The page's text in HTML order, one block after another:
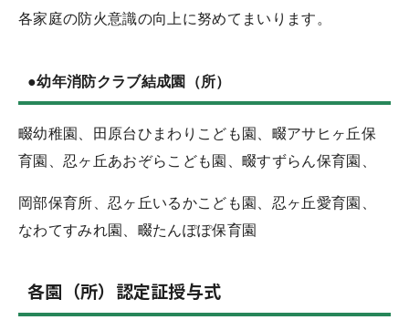
各家庭の防火意識の向上に努めてまいります。
●幼年消防クラブ結成園（所）
畷幼稚園、田原台ひまわりこども園、畷アサヒヶ丘保
育園、忍ヶ丘あおぞらこども園、畷すずらん保育園、
岡部保育所、忍ヶ丘いるかこども園、忍ヶ丘愛育園、
なわてすみれ園、畷たんぽぽ保育園
各園（所）認定証授与式